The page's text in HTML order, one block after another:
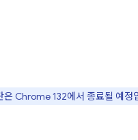
은 Chrome 132에서 종료될 예정